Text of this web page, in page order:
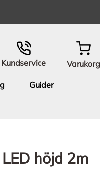
Kundservice Varukorg
Guider
höjd 2m